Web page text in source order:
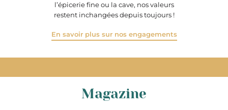
l’épicerie fine ou la cave, nos valeurs
restent inchangées depuis toujours !
En savoir plus sur nos engagements
Magazine